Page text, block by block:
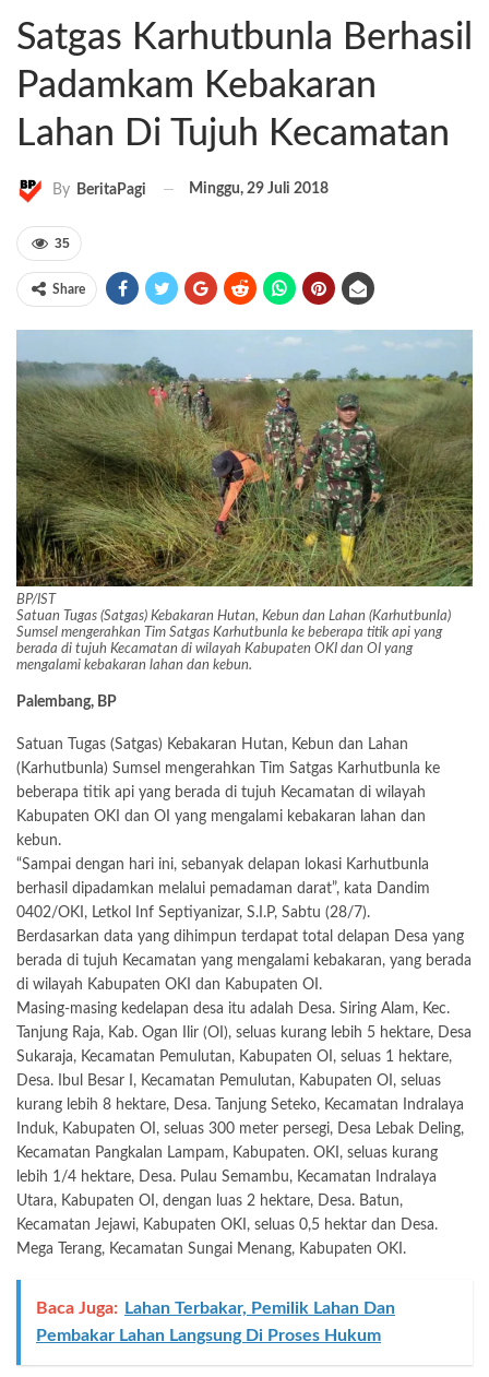
Satgas Karhutbunla Berhasil
Padamkam Kebakaran
Lahan Di Tujuh Kecamatan
By BeritaPagi Minggu, 29 Juli 2018
35
Share
BP/IST
Satuan Tugas (Satgas) Kebakaran Hutan, Kebun dan Lahan (Karhutbunla)
Sumsel mengerahkan Tim Satgas Karhutbunla ke beberapa titik api yang
berada di tujuh Kecamatan di wilayah Kabupaten OKI dan OI yang
mengalami kebakaran lahan dan kebun.
Palembang, BP
Satuan Tugas (Satgas) Kebakaran Hutan, Kebun dan Lahan
(Karhutbunla) Sumsel mengerahkan Tim Satgas Karhutbunla ke
beberapa titik api yang berada di tujuh Kecamatan di wilayah
Kabupaten OKI dan OI yang mengalami kebakaran lahan dan
kebun.
“Sampai dengan hari ini, sebanyak delapan lokasi Karhutbunla
berhasil dipadamkan melalui pemadaman darat”, kata Dandim
0402/OKI, Letkol Inf Septiyanizar, S.I.P, Sabtu (28/7).
Berdasarkan data yang dihimpun terdapat total delapan Desa yang
berada di tujuh Kecamatan yang mengalami kebakaran, yang berada
di wilayah Kabupaten OKI dan Kabupaten OI.
Masing-masing kedelapan desa itu adalah Desa. Siring Alam, Kec.
Tanjung Raja, Kab. Ogan Ilir (OI), seluas kurang lebih 5 hektare, Desa
Sukaraja, Kecamatan Pemulutan, Kabupaten OI, seluas 1 hektare,
Desa. Ibul Besar I, Kecamatan Pemulutan, Kabupaten OI, seluas
kurang lebih 8 hektare, Desa. Tanjung Seteko, Kecamatan Indralaya
Induk, Kabupaten OI, seluas 300 meter persegi, Desa Lebak Deling,
Kecamatan Pangkalan Lampam, Kabupaten. OKI, seluas kurang
lebih 1/4 hektare, Desa. Pulau Semambu, Kecamatan Indralaya
Utara, Kabupaten OI, dengan luas 2 hektare, Desa. Batun,
Kecamatan Jejawi, Kabupaten OKI, seluas 0,5 hektar dan Desa.
Mega Terang, Kecamatan Sungai Menang, Kabupaten OKI.
Baca Juga: Lahan Terbakar, Pemilik Lahan Dan
Pembakar Lahan Langsung Di Proses Hukum